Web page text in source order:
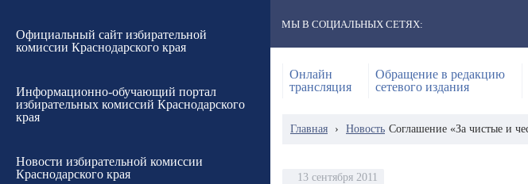
Официальный сайт избирательной
комиссии Краснодарского края
Информационно-обучающий портал
избирательных комиссий Краснодарского
края
Новости избирательной комиссии
Краснодарского края
МЫ В СОЦИАЛЬНЫХ СЕТЯХ:
Онлайн
трансляция
Обращение в редакцию
сетевого издания
Главная › Новость Соглашение «За чистые и
13 сентября 2011